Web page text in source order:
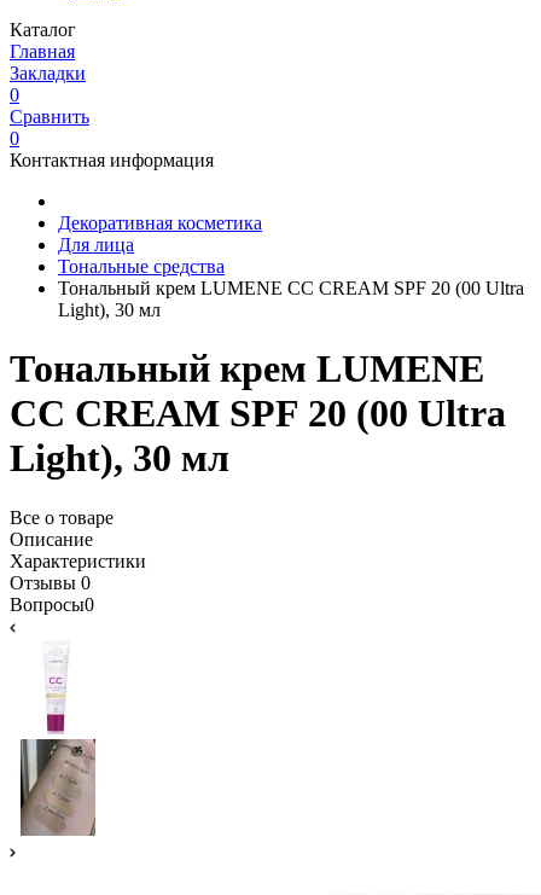
Каталог
Главная
Закладки
0
Сравнить
0
Контактная информация
Декоративная косметика
Для лица
Тональные средства
Тональный крем LUMENE CC CREAM SPF 20 (00 Ultra
Light), 30 мл
Тональный крем LUMENE
CC CREAM SPF 20 (00 Ultra
Light), 30 мл
Все о товаре
Описание
Характеристики
Отзывы 0
Вопросы0